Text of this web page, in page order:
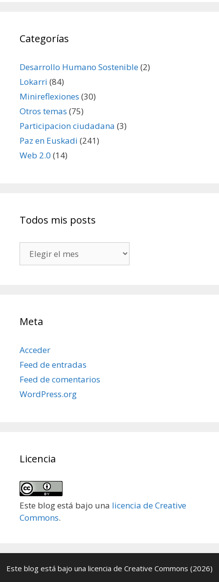
Categorías
Desarrollo Humano Sostenible(2)
Lokarri (84)
Minireflexiones (30)
Otros temas (75)
Participacion ciudadana (3)
Paz en Euskadi (241)
Web 2.0 (14)
Todos mis posts
mis
Meta
Acceder
Feed de entradas
Feed de comentarios
WordPress.org
Licencia
Este blog está bajo una licencia de Creative
Commons.
Este blog está bajo una licencia de Creative Commons (2026)